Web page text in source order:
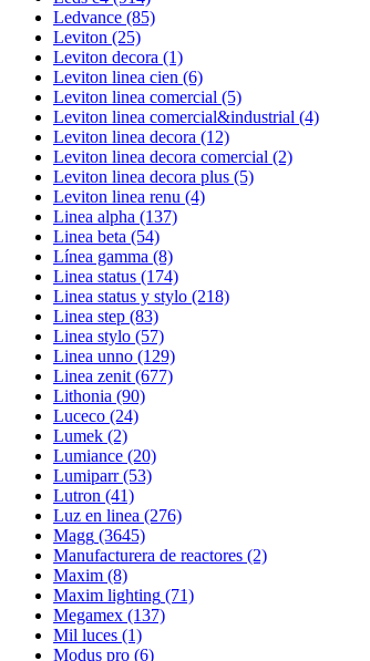
Ledvance (85)
Leviton (25)
Leviton decora (1)
Leviton linea cien (6)
Leviton linea comercial (5)
Leviton linea comercial&industrial (4)
Leviton linea decora (12)
Leviton linea decora comercial (2)
Leviton linea decora plus (5)
Leviton linea renu (4)
Linea alpha (137)
Linea beta (54)
Línea gamma (8)
Linea status (174)
Linea status y stylo (218)
Linea step (83)
Linea stylo (57)
Linea unno (129)
Linea zenit (677)
Lithonia (90)
Luceco (24)
Lumek (2)
Lumiance (20)
Lumiparr (53)
Lutron (41)
Luz en linea (276)
Magg (3645)
Manufacturera de reactores (2)
Maxim (8)
Maxim lighting (71)
Megamex (137)
Mil luces (1)
Modus pro (6)